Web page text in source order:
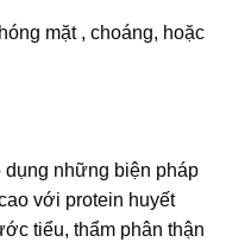
mặt , choáng, hoặc
những biện pháp
với protein huyết
tiểu, thẩm phân thận